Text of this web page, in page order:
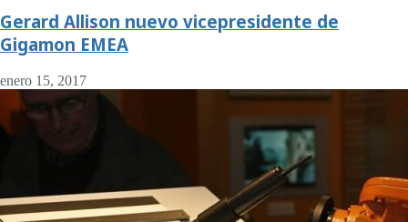
Gerard Allison nuevo vicepresidente de
Gigamon EMEA
enero 15, 2017